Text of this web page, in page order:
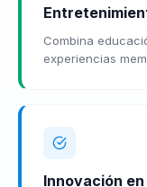
Combina
experiencias
Innovación